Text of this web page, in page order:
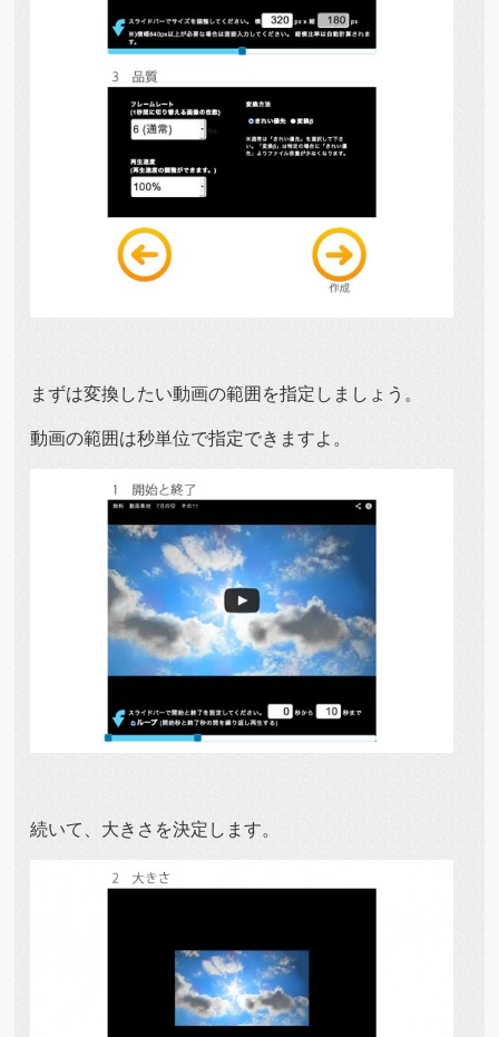
まずは変換したい動画の範囲を指定しましょう。
動画の範囲は秒単位で指定できますよ。
続いて、大きさを決定します。